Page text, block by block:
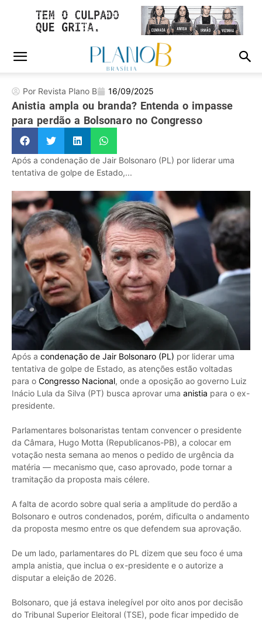
Por Revista Plano B 16/09/2025
Anistia ampla ou branda? Entenda o impasse
para perdão a Bolsonaro no Congresso
Após a condenação de Jair Bolsonaro (PL) por liderar uma
tentativa de golpe de Estado,...
Após a condenação de Jair Bolsonaro (PL) por liderar uma
tentativa de golpe de Estado, as atenções estão voltadas
para o Congresso Nacional, onde a oposição ao governo Luiz
Inácio Lula da Silva (PT) busca aprovar uma anistia para o ex-
presidente.
Parlamentares bolsonaristas tentam convencer o presidente
da Câmara, Hugo Motta (Republicanos-PB), a colocar em
votação nesta semana ao menos o pedido de urgência da
matéria — mecanismo que, caso aprovado, pode tornar a
tramitação da proposta mais célere.
A falta de acordo sobre qual seria a amplitude do perdão a
Bolsonaro e outros condenados, porém, dificulta o andamento
da proposta mesmo entre os que defendem sua aprovação.
De um lado, parlamentares do PL dizem que seu foco é uma
ampla anistia, que inclua o ex-presidente e o autorize a
disputar a eleição de 2026.
Bolsonaro, que já estava inelegível por oito anos por decisão
do Tribunal Superior Eleitoral (TSE), pode ficar impedido de